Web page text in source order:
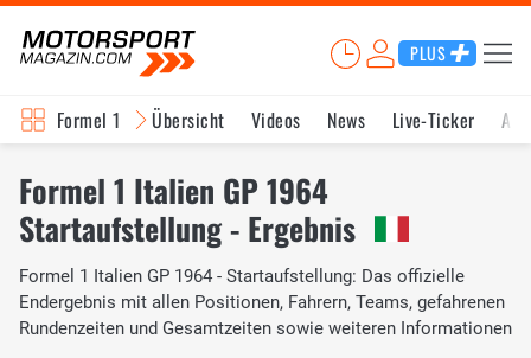
PLUS
Formel 1 Übersicht Videos News Live-Ticker
Formel 1 Italien GP 1964
Startaufstellung - Ergebnis
Formel 1 Italien GP 1964 - Startaufstellung: Das offizielle
Endergebnis mit allen Positionen, Fahrern, Teams, gefahrenen
Rundenzeiten und Gesamtzeiten sowie weiteren Informationen